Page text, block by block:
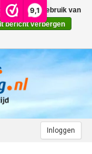
9,1
Inloggen+++
met het gebruik van
bericht verbergen